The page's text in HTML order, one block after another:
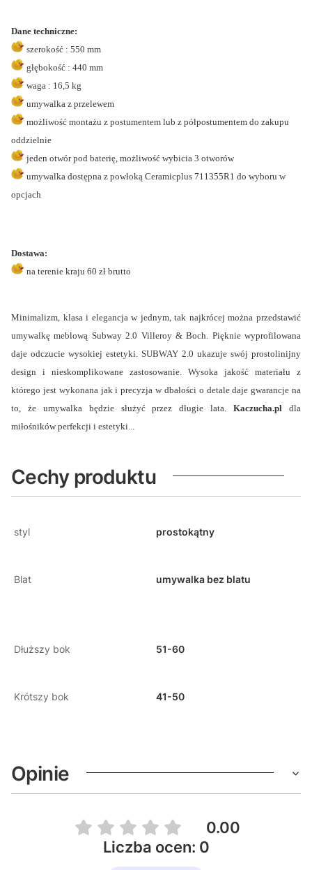
Dane techniczne:
szerokość : 550 mm
głębokość : 440 mm
waga : 16,5 kg
umywalka z przelewem
możliwość montażu z postumentem lub z półpostumentem do zakupu
oddzielnie
jeden otwór pod baterię, możliwość wybicia 3 otworów
umywalka dostępna z powłoką Ceramicplus 711355R1 do wyboru w
opcjach
Dostawa:
na terenie kraju 60 zł brutto
Minimalizm, klasa i elegancja w jednym, tak najkrócej można przedstawić
umywalkę meblową Subway 2.0 Villeroy & Boch. Pięknie wyprofilowana
daje odczucie wysokiej estetyki. SUBWAY 2.0 ukazuje swój prostolinijny
design i nieskomplikowane zastosowanie. Wysoka jakość materiału z
którego jest wykonana jak i precyzja w dbałości o detale daje gwarancje na
to, że umywalka będzie służyć przez długie lata.
Kaczucha.pl dla
miłośników perfekcji i estetyki...
Cechy produktu
styl prostokątny
Blat umywalka bez blatu
Dłuższy bok 51-60
Krótszy bok 41-50
Opinie
0.00
Liczba ocen: 0